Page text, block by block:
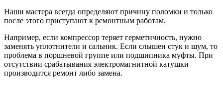
Наши мастера всегда определяют причину поломки и только
после этого приступают к ремонтным работам.
Например, если компрессор теряет герметичность, нужно
заменять уплотнители и сальник. Если слышен стук и шум, то
проблема в поршневой группе или подшипника муфты. При
отсутствии срабатывания электромагнитной катушки
производится ремонт либо замена.